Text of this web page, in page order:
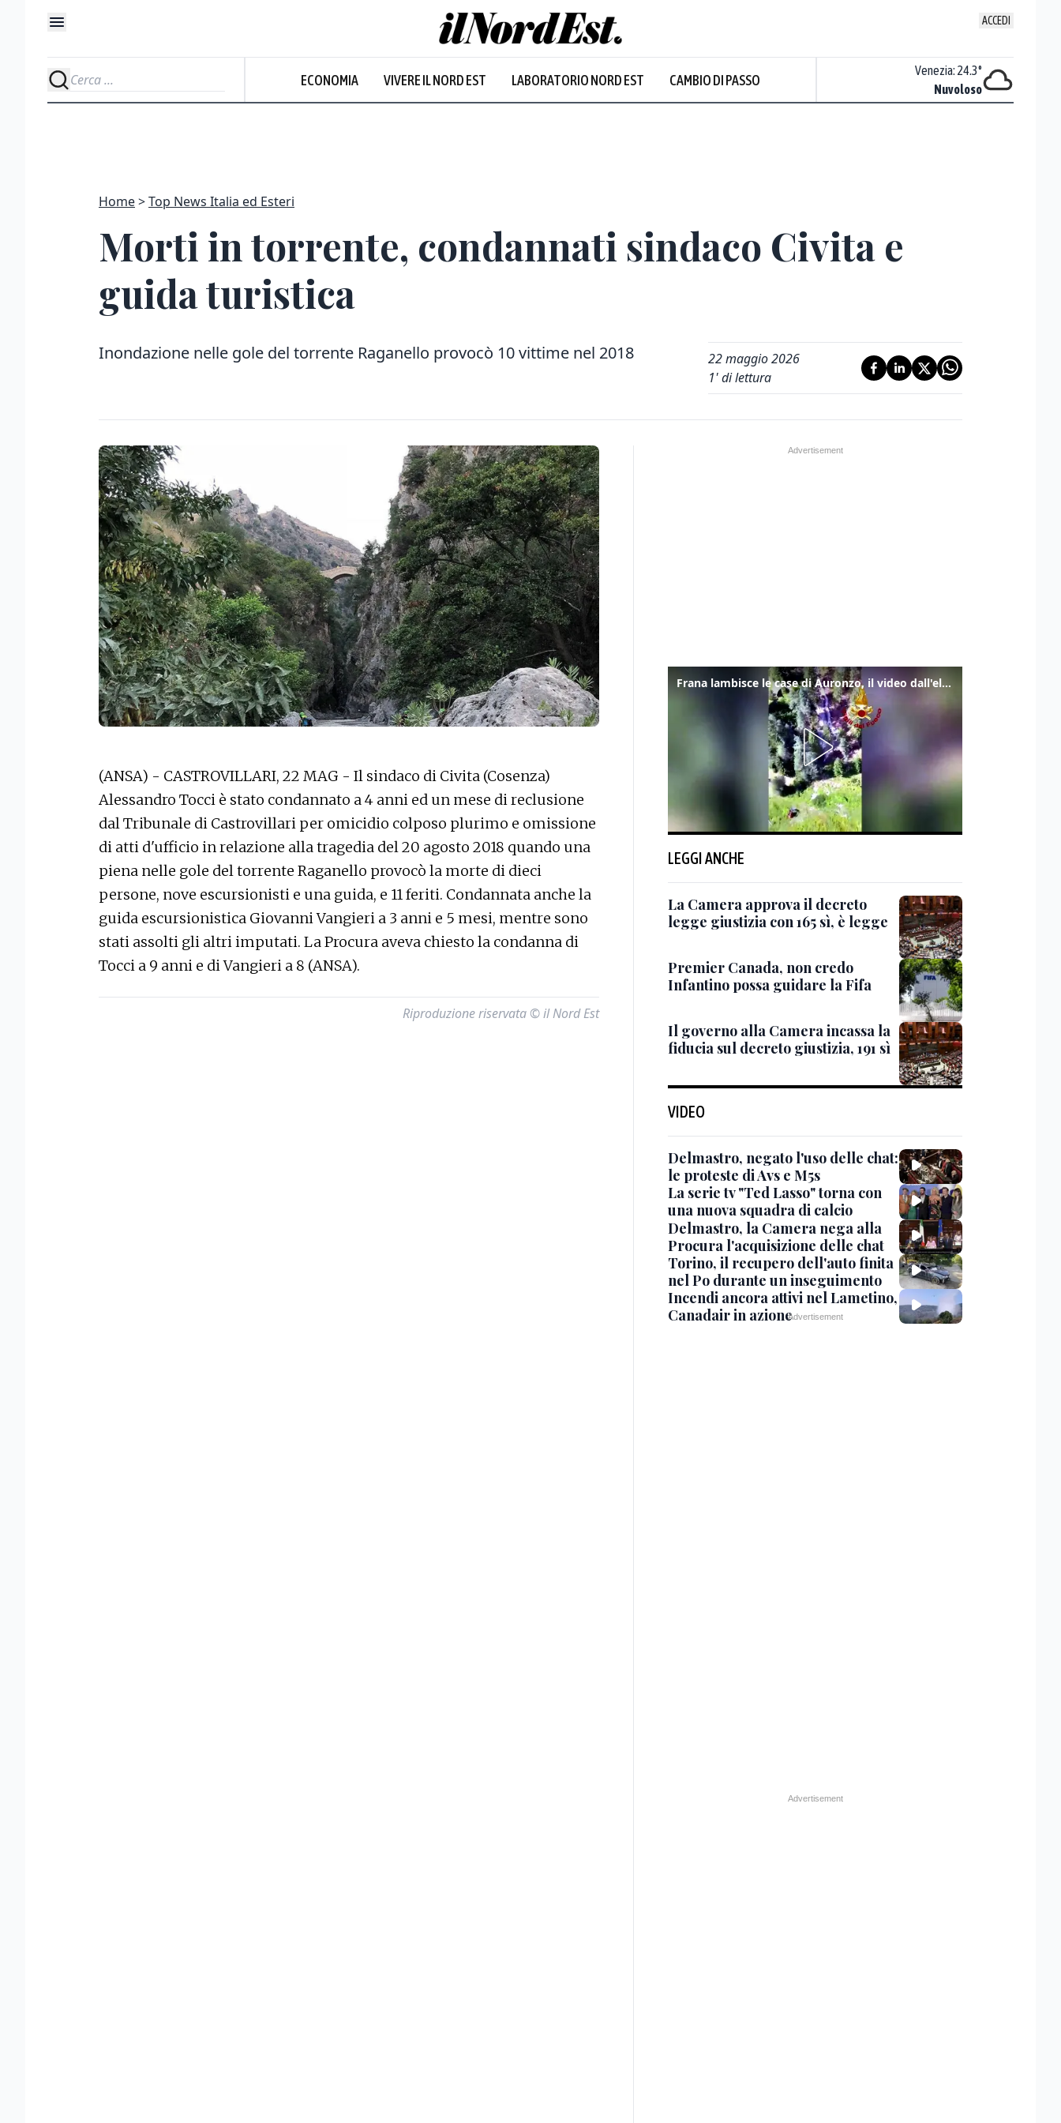
ACCEDI
ECONOMIA VIVERE IL NORD EST LABORATORIO NORD EST CAMBIO DI PASSO
Nuvoloso
Venezia: 24.3°
Nuvoloso
Home Top News Italia ed Esteri
Morti in torrente, condannati sindaco Civita e
guida turistica
Inondazione nelle gole del torrente Raganello provocò 10 vittime nel 2018
22 maggio 2026
1' di lettura
(ANSA) - CASTROVILLARI, 22 MAG - Il sindaco di Civita (Cosenza)
Alessandro Tocci è stato condannato a 4 anni ed un mese di reclusione
dal Tribunale di Castrovillari per omicidio colposo plurimo e omissione
di atti d'ufficio in relazione alla tragedia del 20 agosto 2018 quando una
piena nelle gole del torrente Raganello provocò la morte di dieci
persone, nove escursionisti e una guida, e 11 feriti. Condannata anche la
guida escursionistica Giovanni Vangieri a 3 anni e 5 mesi, mentre sono
stati assolti gli altri imputati. La Procura aveva chiesto la condanna di
Tocci a 9 anni e di Vangieri a 8 (ANSA).
Riproduzione riservata © il Nord Est
Frana lambisce le case di Auronzo, il video dall'elicottero dei vigili del fuoco
LEGGI ANCHE
La Camera approva il decreto
legge giustizia con 165 sì, è legge
Premier Canada, non credo
Infantino possa guidare la Fifa
Il governo alla Camera incassa la
fiducia sul decreto giustizia, 191 sì
VIDEO
Delmastro, negato l'uso delle chat:
le proteste di Avs e M5s
La serie tv "Ted Lasso" torna con
una nuova squadra di calcio
Delmastro, la Camera nega alla
Procura l'acquisizione delle chat
Torino, il recupero dell'auto finita
nel Po durante un inseguimento
Incendi ancora attivi nel Lametino,
Canadair in azione